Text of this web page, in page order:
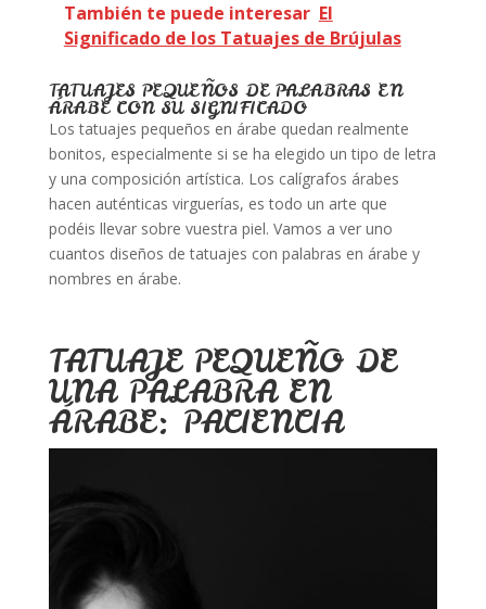
También te puede interesar El
Significado de los Tatuajes de Brújulas
TATUAJES PEQUEÑOS DE PALABRAS EN
ÁRABE CON SU SIGNIFICADO
Los tatuajes pequeños en árabe quedan realmente
bonitos, especialmente si se ha elegido un tipo de letra
y una composición artística. Los calígrafos árabes
hacen auténticas virguerías, es todo un arte que
podéis llevar sobre vuestra piel. Vamos a ver uno
cuantos diseños de tatuajes con palabras en árabe y
nombres en árabe.
TATUAJE PEQUEÑO DE
UNA PALABRA EN
ÁRABE: PACIENCIA